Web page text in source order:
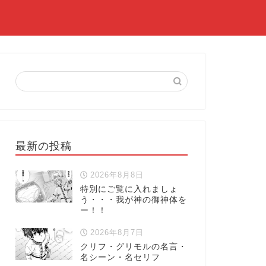
最新の投稿
2026年8月8日
特別にご覧に入れましょ
う・・・我が神の御神体を
ー！！
2026年8月7日
クリフ・グリモルの名言・
名シーン・名セリフ